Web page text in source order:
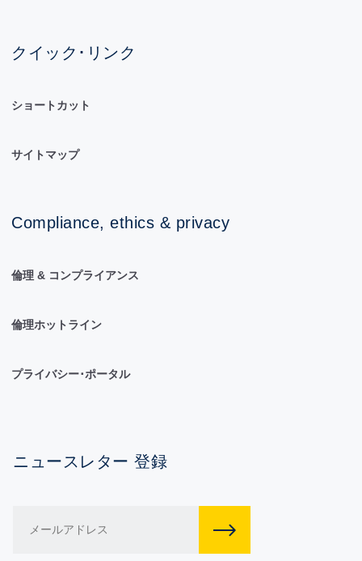
クイック･リンク
ショートカット
サイトマップ
Compliance, ethics & privacy
倫理 & コンプライアンス
倫理ホットライン
プライバシー･ポータル
ニュースレター 登録